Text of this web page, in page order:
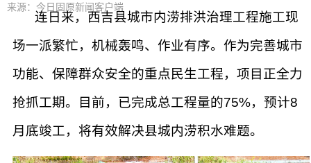
来源：今日固原新闻客户端
连日来，西吉县城市内涝排洪治理工程施工现
场一派繁忙，机械轰鸣、作业有序。作为完善城市
功能、保障群众安全的重点民生工程，项目正全力
抢抓工期。目前，已完成总工程量的75%，预计8
月底竣工，将有效解决县城内涝积水难题。